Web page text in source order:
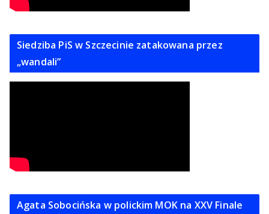
Siedziba PiS w Szczecinie zatakowana przez
„wandali”
Agata Sobocińska w polickim MOK na XXV Finale